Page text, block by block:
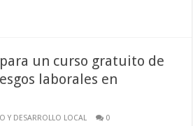
un curso gratuito de
laborales en
Y DESARROLLO LOCAL 0